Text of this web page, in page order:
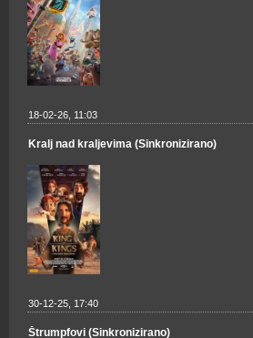
18-02-26, 11:03
Kralj nad kraljevima (Sinkronizirano)
30-12-25, 17:40
Štrumpfovi (Sinkronizirano)